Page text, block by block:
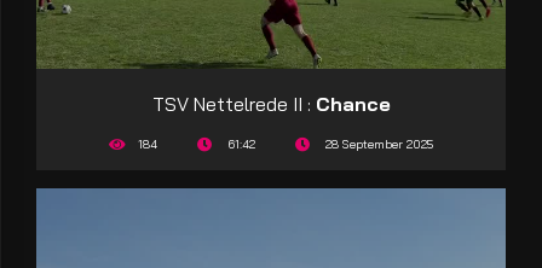
TSV Nettelrede II : Chance
184 61:42 28 September 2025